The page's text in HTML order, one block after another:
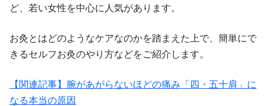
ど、若い女性を中心に人気があります。
お灸とはどのようなケアなのかを踏まえた上で、簡単にで
きるセルフお灸のやり方などをご紹介します。
【関連記事】腕があがらないほどの痛み「四・五十肩」に
なる本当の原因